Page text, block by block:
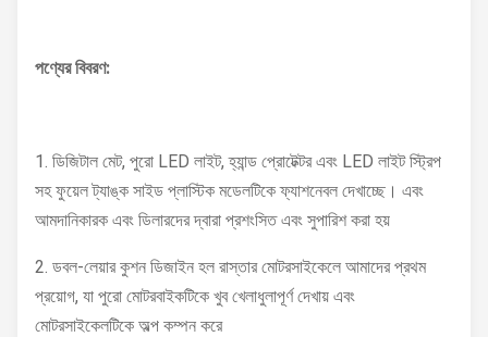
পণ্যের বিবরণ:
1. ডিজিটাল মেট, পুরো LED লাইট, হ্যান্ড প্রোটেক্টর এবং LED লাইট স্ট্রিপ
সহ ফুয়েল ট্যাঙ্ক সাইড প্লাস্টিক মডেলটিকে ফ্যাশনেবল দেখাচ্ছে। এবং
আমদানিকারক এবং ডিলারদের দ্বারা প্রশংসিত এবং সুপারিশ করা হয়
2. ডবল-লেয়ার কুশন ডিজাইন হল রাস্তার মোটরসাইকেলে আমাদের প্রথম
প্রয়োগ, যা পুরো মোটরবাইকটিকে খুব খেলাধুলাপূর্ণ দেখায় এবং
মোটরসাইকেলটিকে অল্প কম্পন করে